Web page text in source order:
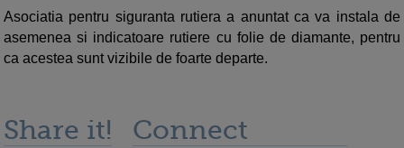
Asociatia pentru siguranta rutiera a anuntat ca va instala de
asemenea si indicatoare rutiere cu folie de diamante, pentru
ca acestea sunt vizibile de foarte departe.
Share it! Connect